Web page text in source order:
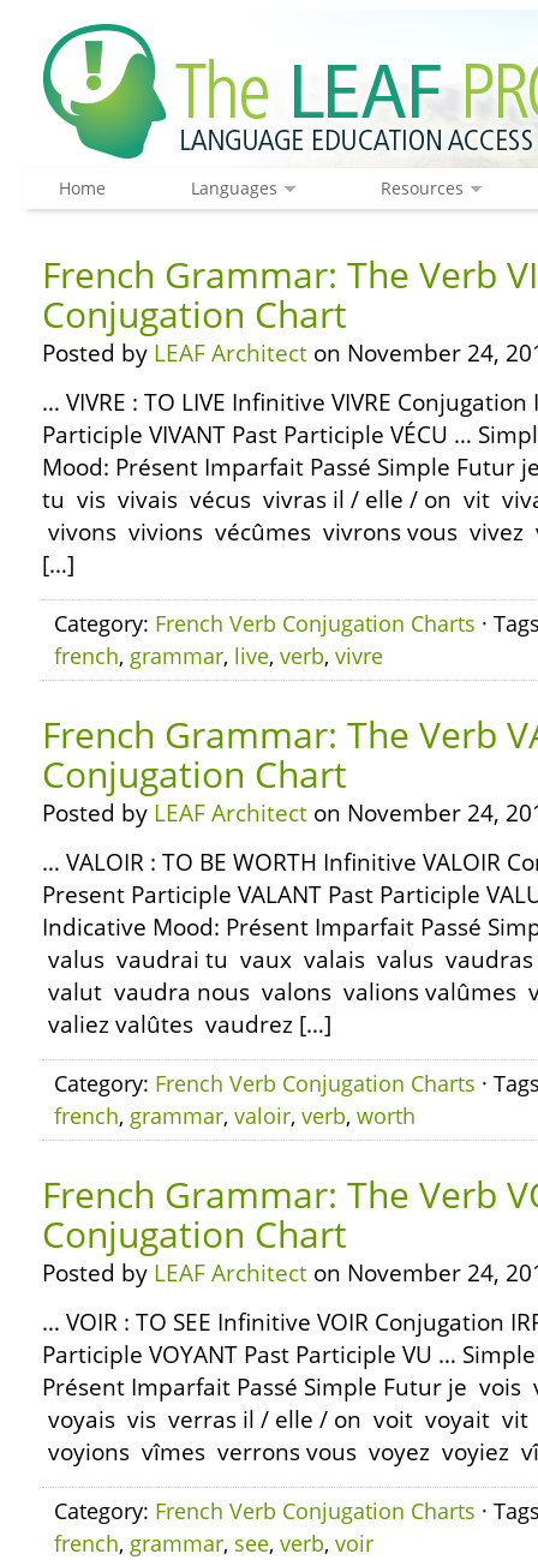
Home Languages Resources
French Grammar: The Verb
Conjugation Chart
Posted by LEAF Architect on November 24,
… VIVRE : TO LIVE Infinitive VIVRE Conjugation
Participle VIVANT Past Participle VÉCU …
Mood: Présent Imparfait Passé Simple
tu vis vivais vécus vivras il / elle / on vit
vivons vivions vécûmes vivrons vous vivez
[…]
Category: French Verb Conjugation Charts ·
french, grammar, live, verb, vivre
French Grammar: The Verb
Conjugation Chart
Posted by LEAF Architect on November 24,
… VALOIR : TO BE WORTH Infinitive VALOIR
Present Participle VALANT Past Participle
Indicative Mood: Présent Imparfait Passé
valus vaudrai tu vaux valais valus
valut vaudra nous valons valions valûmes
valiez valûtes vaudrez […]
Category: French Verb Conjugation Charts ·
french, grammar, valoir, verb, worth
French Grammar: The Verb
Conjugation Chart
Posted by LEAF Architect on November 24,
… VOIR : TO SEE Infinitive VOIR Conjugation
Participle VOYANT Past Participle VU …
Présent Imparfait Passé Simple Futur je
voyais vis verras il / elle / on voit voyait vit
voyions vîmes verrons vous voyez voyiez
Category: French Verb Conjugation Charts ·
french, grammar, see, verb, voir